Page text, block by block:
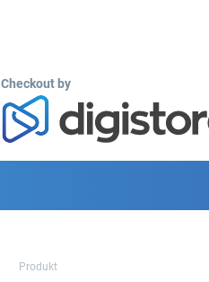
Checkout by
Produkt